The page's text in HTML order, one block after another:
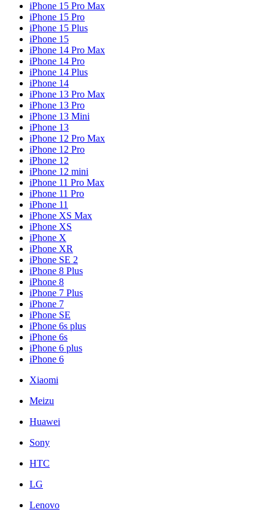
iPhone 15 Pro Max
iPhone 15 Pro
iPhone 15 Plus
iPhone 15
iPhone 14 Pro Max
iPhone 14 Pro
iPhone 14 Plus
iPhone 14
iPhone 13 Pro Max
iPhone 13 Pro
iPhone 13 Mini
iPhone 13
iPhone 12 Pro Max
iPhone 12 Pro
iPhone 12
iPhone 12 mini
iPhone 11 Pro Max
iPhone 11 Pro
iPhone 11
iPhone XS Max
iPhone XS
iPhone X
iPhone XR
iPhone SE 2
iPhone 8 Plus
iPhone 8
iPhone 7 Plus
iPhone 7
iPhone SE
iPhone 6s plus
iPhone 6s
iPhone 6 plus
iPhone 6
Xiaomi
Meizu
Huawei
Sony
HTC
LG
Lenovo